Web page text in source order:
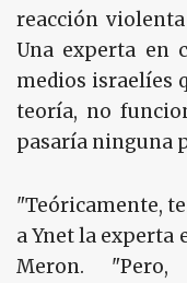
reacción
Una experta en
medios israelíes
teoría, no
pasaría ninguna
"Teóricamente,
a Ynet la experta
Meron. "Pero,